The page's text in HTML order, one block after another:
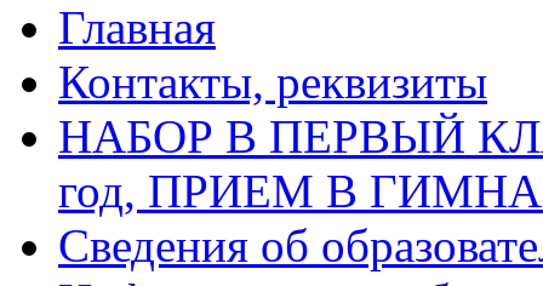
Главная
Контакты, реквизиты
НАБОР В ПЕРВЫЙ
год, ПРИЕМ В
Сведения об